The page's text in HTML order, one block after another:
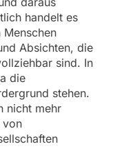
handelt es
Absichten, die
sind. In
die
stehen.
nicht mehr
von